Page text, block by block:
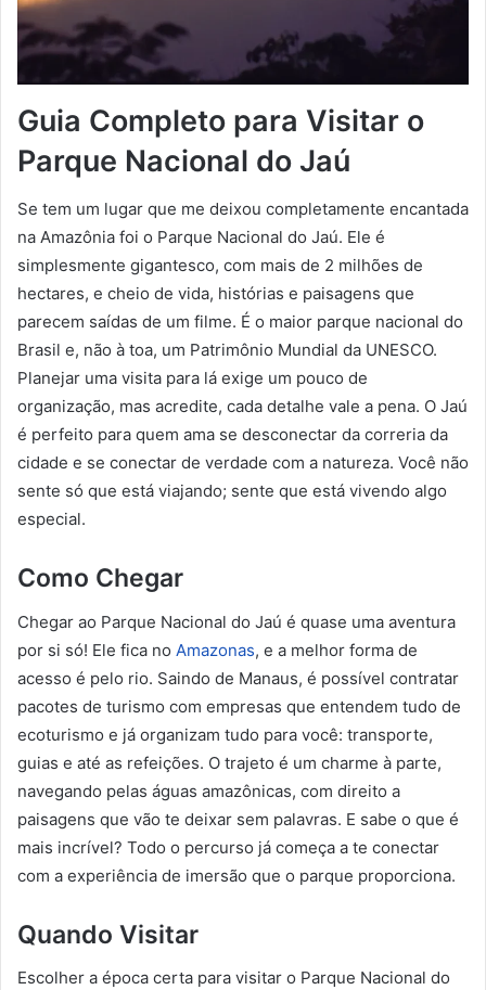
Guia Completo para Visitar o
Parque Nacional do Jaú
Se tem um lugar que me deixou completamente encantada
na Amazônia foi o Parque Nacional do Jaú. Ele é
simplesmente gigantesco, com mais de 2 milhões de
hectares, e cheio de vida, histórias e paisagens que
parecem saídas de um filme. É o maior parque nacional do
Brasil e, não à toa, um Patrimônio Mundial da UNESCO.
Planejar uma visita para lá exige um pouco de
organização, mas acredite, cada detalhe vale a pena. O Jaú
é perfeito para quem ama se desconectar da correria da
cidade e se conectar de verdade com a natureza. Você não
sente só que está viajando; sente que está vivendo algo
especial.
Como Chegar
Chegar ao Parque Nacional do Jaú é quase uma aventura
por si só! Ele fica no Amazonas, e a melhor forma de
acesso é pelo rio. Saindo de Manaus, é possível contratar
pacotes de turismo com empresas que entendem tudo de
ecoturismo e já organizam tudo para você: transporte,
guias e até as refeições. O trajeto é um charme à parte,
navegando pelas águas amazônicas, com direito a
paisagens que vão te deixar sem palavras. E sabe o que é
mais incrível? Todo o percurso já começa a te conectar
com a experiência de imersão que o parque proporciona.
Quando Visitar
Escolher a época certa para visitar o Parque Nacional do